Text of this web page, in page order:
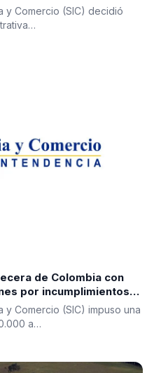
y Comercio (SIC) decidió
de Colombia con
por incumplimientos
y Comercio (SIC) impuso una
a…